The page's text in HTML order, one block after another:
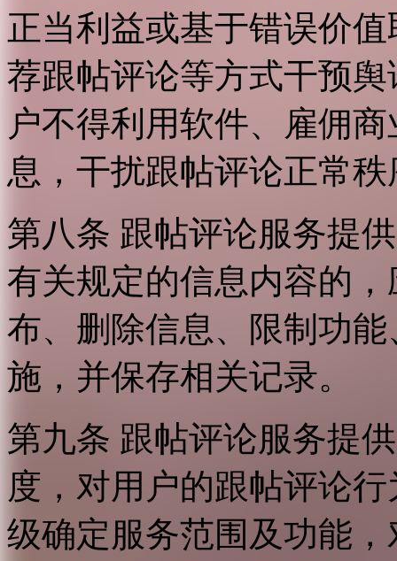
正当利益或基于错误价
荐跟帖评论等方式干预
户不得利用软件、雇佣
息，干扰跟帖评论正常
第八条 跟帖评论服务提
有关规定的信息内容的
布、删除信息、限制功
施，并保存相关记录。
第九条 跟帖评论服务提
度，对用户的跟帖评论
级确定服务范围及功能